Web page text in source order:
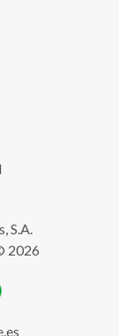
S.A.
2026